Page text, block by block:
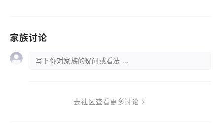
家族讨论
写下你对家族的疑问或看法 ...
去社区查看更多讨论